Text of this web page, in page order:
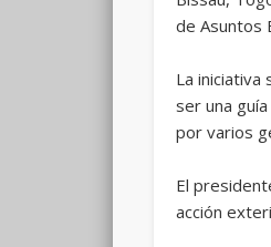
de Asuntos
La iniciativa
ser una
por varios
El
acción